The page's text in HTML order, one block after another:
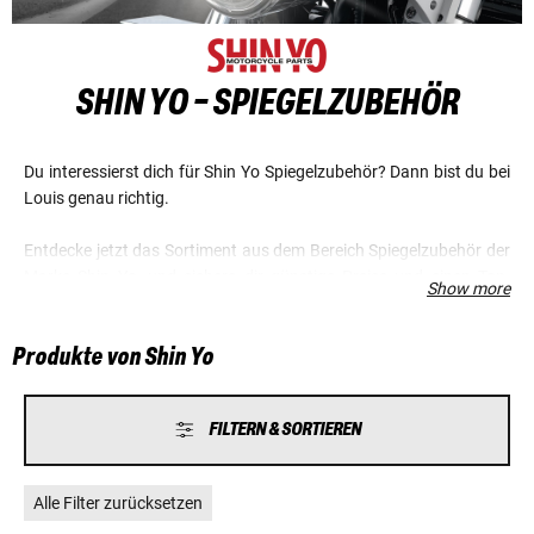
SHIN YO - SPIEGELZUBEHÖR
Du interessierst dich für Shin Yo Spiegelzubehör? Dann bist du bei
Louis genau richtig.
Entdecke jetzt das Sortiment aus dem Bereich Spiegelzubehör der
Marke Shin Yo, und sichere dir günstige Preise und einen Top-
Show more
Produkte von Shin Yo
FILTERN & SORTIEREN
Alle Filter zurücksetzen